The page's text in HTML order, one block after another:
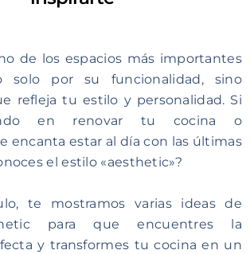
de los espacios más importantes
solo por su funcionalidad, sino
refleja tu estilo y personalidad. Si
en renovar tu cocina o
encanta estar al día con las últimas
el estilo «aesthetic»?
te mostramos varias ideas de
para que encuentres la
y transformes tu cocina en un